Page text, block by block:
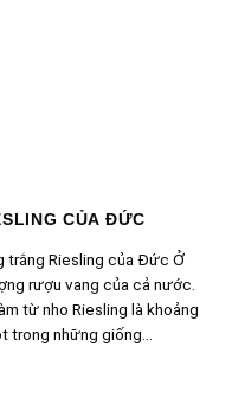
CỦA ĐỨC
trắng Riesling của Đức Ở
rượu vang của cả nước.
từ nho Riesling là khoảng
trong những giống...